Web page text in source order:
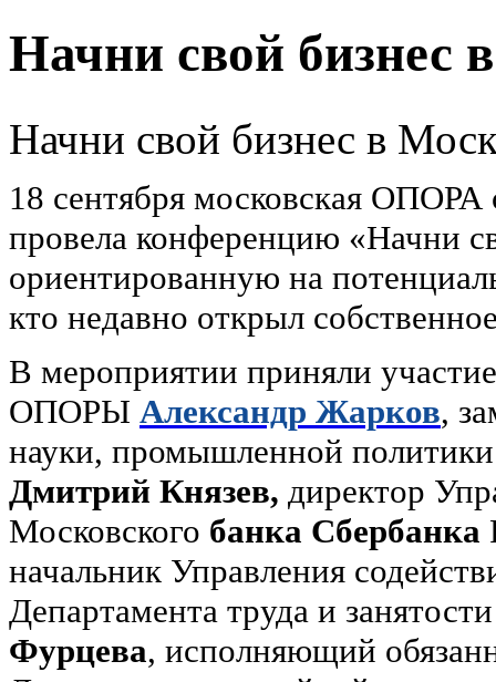
Начни свой бизнес
Начни свой бизнес в
18 сентября московская
провела конференцию «Начни
ориентированную на
кто недавно открыл
В мероприятии приняли
ОПОРЫ Александр Жарков,
науки, промышленной
Дмитрий Князев, директор
Московского банка Сбербанка
начальник Управления
Департамента труда и
Фурцева, исполняющий